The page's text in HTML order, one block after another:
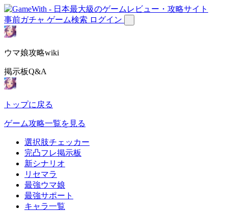
事前ガチャ ゲーム検索 ログイン
ウマ娘攻略wiki
掲示板Q&A
トップに戻る
ゲーム攻略一覧を見る
選択肢チェッカー
完凸フレ掲示板
新シナリオ
リセマラ
最強ウマ娘
最強サポート
キャラ一覧